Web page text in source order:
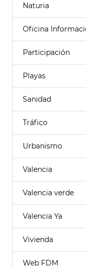
Naturia
Oficina
Participación
Playas
Sanidad
Tráfico
Urbanismo
Valencia
Valencia verde
Valencia Ya
Vivienda
Web FDM